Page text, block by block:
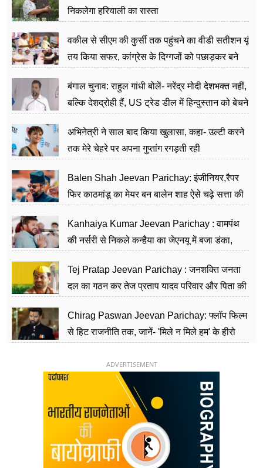
निकलेगा हरियाली का रास्ता
वकील से सीएम की कुर्सी तक पहुंचने का वीडी सतीशन यूं
तय किया सफर, कांग्रेस के दिग्गजों को पछाड़कर बने
बंगाल चुनाव: राहुल गांधी बोलें- नरेंद्र मोदी देशभक्त नहीं,
बल्कि देशद्रोही हैं, US ट्रेड डील में हिन्दुस्तान को बेचने
अभिनेत्री ने साल बाद किया खुलासा, कहा- उल्टी करने
तक मेरे चेहरे पर अपना गुप्तांग रगड़ती रही
Balen Shah Jeevan Parichay: इंजीनियर,रैपर
फिर काठमांडू का मेयर बन बालेन शाह ऐसे चढ़े सत्ता की
Kanhaiya Kumar Jeevan Parichay : वामपंथ
की नर्सरी से निकले कन्हैया का जेएनयू में बजा डंका,
Tej Pratap Jeevan Parichay : जनशक्ति जनता
दल का गठन कर तेज प्रताप यादव परिवार और पिता की
Chirag Paswan Jeevan Parichay: फ्लॉप फिल्म
से हिट राजनीति तक, जानें- 'मिले न मिले हम' के हीरो
ADVERTISEMENT